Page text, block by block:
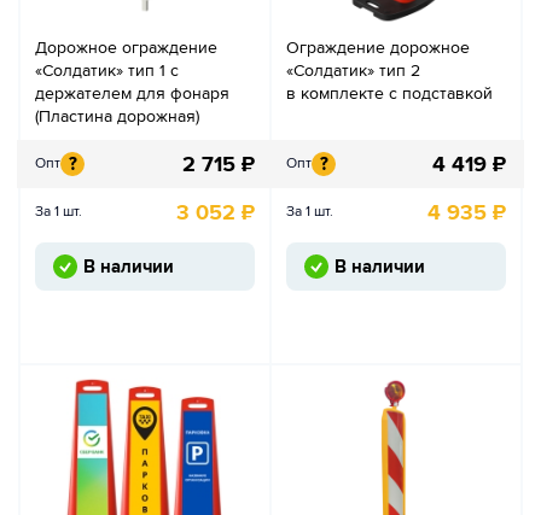
Дорожное ограждение
«Солдатик» тип 1 с
держателем для фонаря
(Пластина дорожная)
Опт ? 2 715 ₽
За 1 шт. 3 052 ₽
В наличии
Ограждение дорожное
«Солдатик» тип 2
в комплекте с подставкой
Опт ? 4 419 ₽
За 1 шт. 4 935 ₽
В наличии